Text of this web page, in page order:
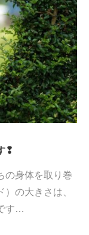
❢
の身体を取り巻
の大きさは、
す…